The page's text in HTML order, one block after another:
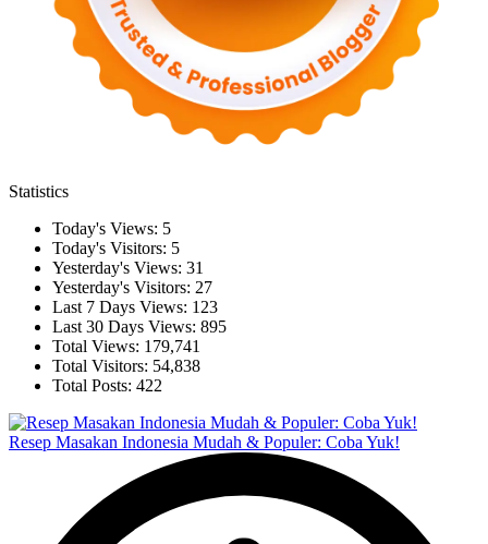
Statistics
Today's Views: 5
Today's Visitors: 5
Yesterday's Views: 31
Yesterday's Visitors: 27
Last 7 Days Views: 123
Last 30 Days Views: 895
Total Views: 179,741
Total Visitors: 54,838
Total Posts: 422
Resep Masakan Indonesia Mudah & Populer: Coba Yuk!